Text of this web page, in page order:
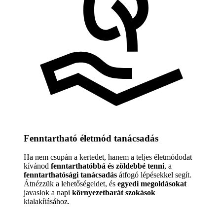
Fenntartható életmód tanácsadás
Ha nem csupán a kertedet, hanem a teljes életmódodat
kívánod fenntarthatóbbá és zöldebbé tenni, a
fenntarthatósági tanácsadás átfogó lépésekkel segít.
Átnézzük a lehetőségeidet, és egyedi megoldásokat
javaslok a napi környezetbarát szokások
kialakításához.